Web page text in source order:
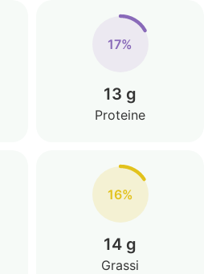
17%
13 g
Proteine
16%
14 g
Grassi